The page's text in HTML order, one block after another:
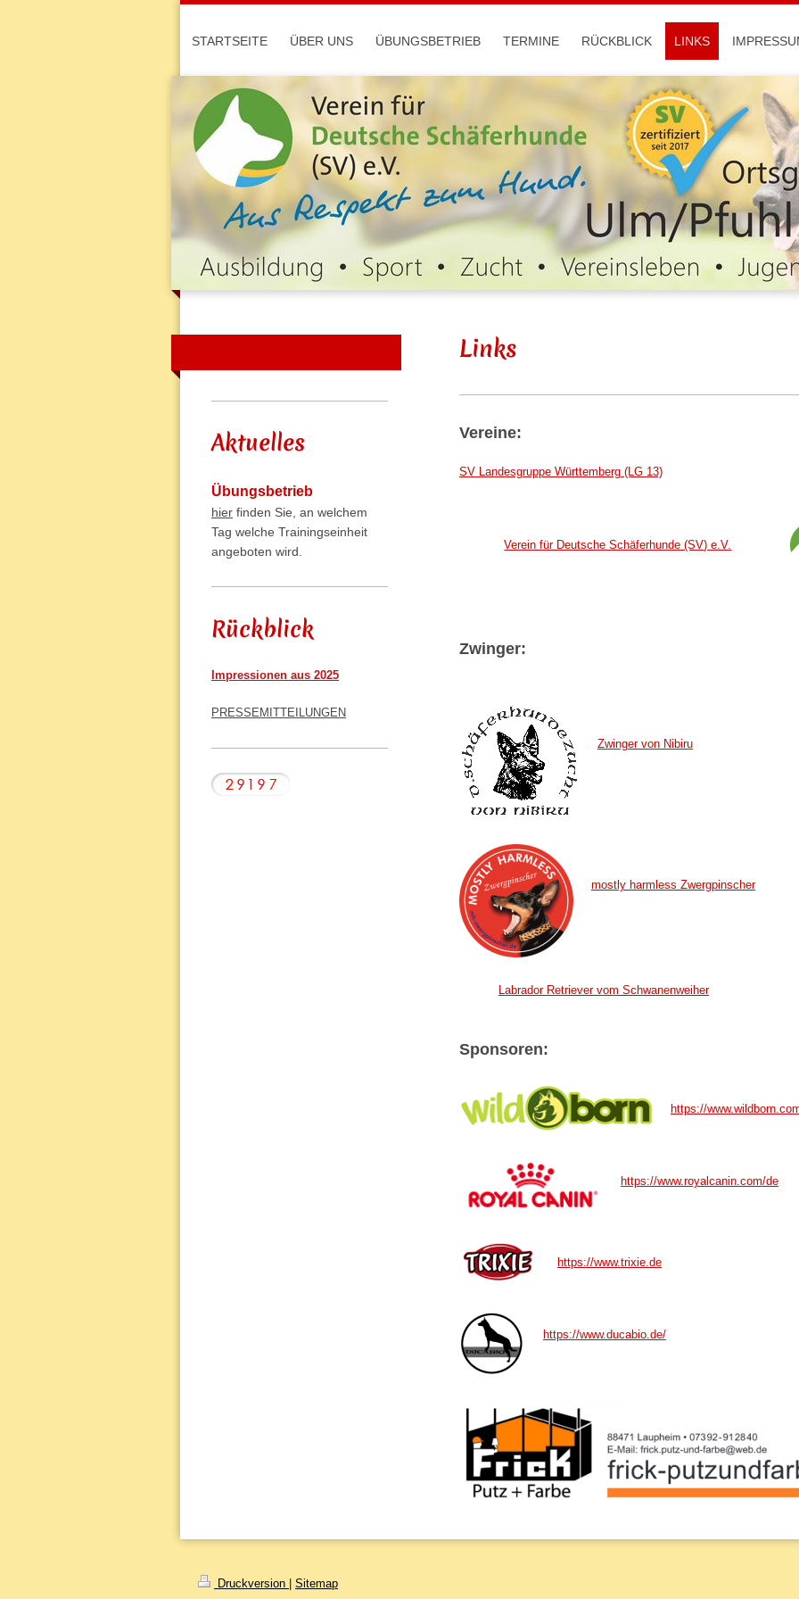
STARTSEITE ÜBER UNS ÜBUNGSBETRIEB TERMINE RÜCKBLICK LINKS
Links
Vereine:
SV Landesgruppe Württemberg (LG 13)
Verein für Deutsche Schäferhunde (SV) e.V.
Zwinger:
Zwinger von Nibiru
mostly harmless Zwergpinscher
Labrador Retriever vom Schwanenweiher
Sponsoren:
https://
https://www.royalcanin.com/de
https://www.trixie.de
https://www.ducabio.de/
Aktuelles
Übungsbetrieb
hier finden Sie, an welchem
Tag welche Trainingseinheit
angeboten wird.
Rückblick
Impressionen aus 2025
PRESSEMITTEILUNGEN
Druckversion Sitemap